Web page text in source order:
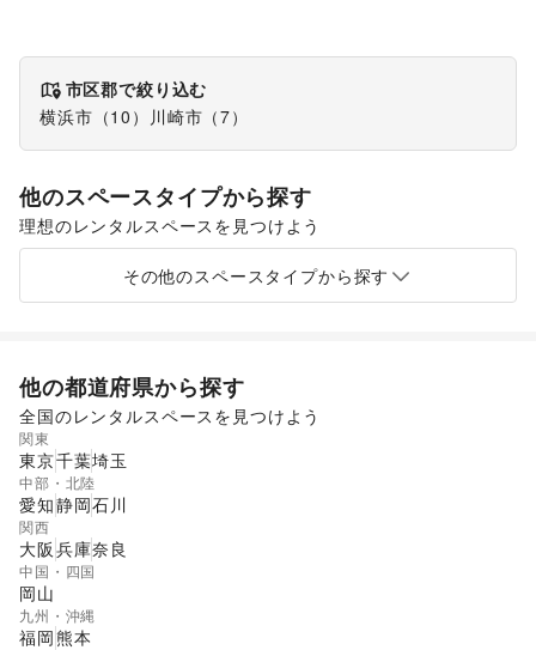
市区郡で絞り込む
横浜市 （10 ） 川崎市 （7）
他のスペースタイプから探す
理想のレンタルスペースを見つけよう
ショッピングモール
その他のスペースタイプから探す
他の都道府県から探す
全国のレンタルスペースを見つけよう
関東
東京千葉埼玉
中部・北陸
愛知静岡石川
関西
大阪 兵庫奈良
中国・四国
岡山
九州・沖縄
福岡熊本